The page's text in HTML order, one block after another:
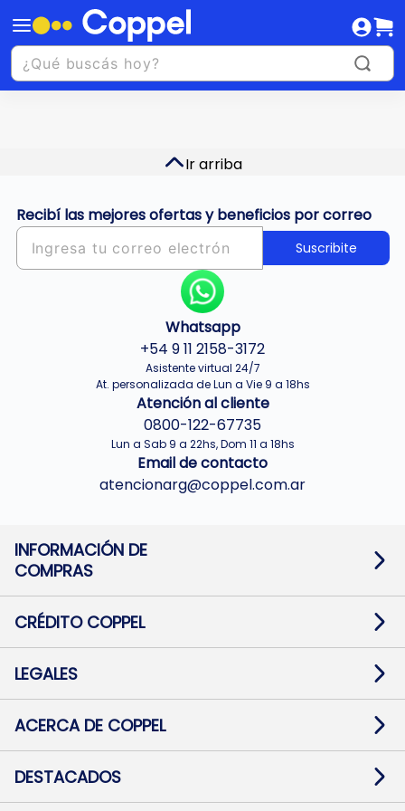
Ir arriba
Recibí las mejores ofertas y beneficios por correo
Suscribite
Whatsapp
+54 9 11 2158-3172
Asistente virtual 24/7
At. personalizada de Lun a Vie 9 a 18hs
Atención al cliente
0800-122-67735
Lun a Sab 9 a 22hs, Dom 11 a 18hs
Email de contacto
atencionarg@coppel.com.ar
INFORMACIÓN DE
COMPRAS
Términos y condiciones
Botón de arrepentimiento
Mapa de sitio
CRÉDITO COPPEL
Solicitar Crédito
Medios de Pago
Pago Fácil Online
LEGALES
Baja contratos
Defensa al consumidor CABA
ACERCA DE COPPEL
Trabajá con Nosotros
Preguntas Frecuentes
DESTACADOS